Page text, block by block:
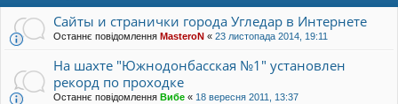
Сайты и странички города Угледар в Интернете
Останнє повідомлення MasteroN « 23 листопада 2014, 19:11
На шахте "Южнодонбасская №1" установлен
рекорд по проходке
Останнє повідомлення Вибе « 18 вересня 2011, 13:37